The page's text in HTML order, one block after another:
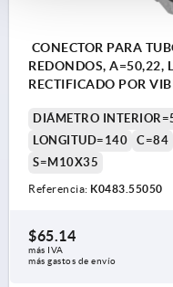
CONECTOR PARA
REDONDOS, A=50,22,
RECTIFICADO POR
DIÁMETRO
LONGITUD=140
C=84
S=M10X35
Referencia: K0483.55050
$65.14
más IVA
más gastos de envío